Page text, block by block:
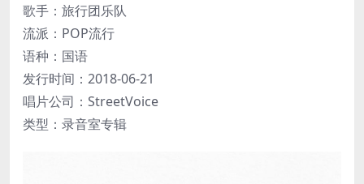
歌手：旅行团乐队
流派：POP流行
语种：国语
发行时间：2018-06-21
唱片公司：StreetVoice
类型：录音室专辑